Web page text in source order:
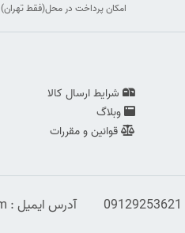
امکان پرداخت در محل(فقط تهران)
شرایط ارسال کالا
وبلاگ
قوانین و مقررات
آدرس ایمیل : info@tehranvoltage.com